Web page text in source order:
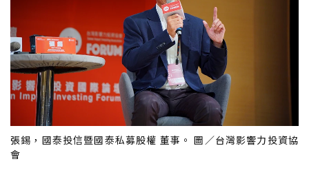
張錫，國泰投信暨國泰私募股權 董事。 圖／台灣影響力投資協
會